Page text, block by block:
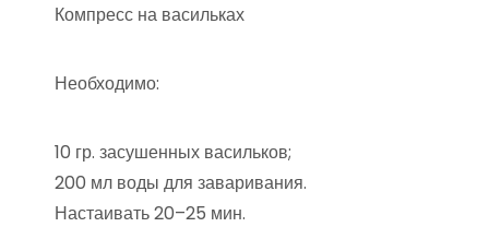
Компресс на васильках
Необходимо:
10 гр. засушенных васильков;
200 мл воды для заваривания.
Настаивать 20–25 мин.